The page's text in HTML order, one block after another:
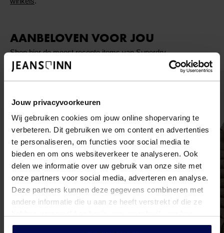
Jouw privacyvoorkeuren
Wij gebruiken cookies om jouw online shopervaring te
verbeteren. Dit gebruiken we om content en advertenties
te personaliseren, om functies voor social media te
bieden en om ons websiteverkeer te analyseren. Ook
delen we informatie over uw gebruik van onze site met
onze partners voor social media, adverteren en analyse.
Deze partners kunnen deze gegevens combineren met
andere informatie die u aan ze heeft verstrekt of die ze
services.
AANBELOVEN VOOR JOU
Shop hier de meest recente items van Superdry